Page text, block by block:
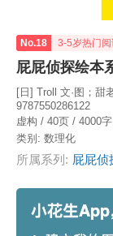
No.18 3-5岁热门
屁屁侦探绘本
[日] Troll 文·图；甜
9787550286122
虚构 / 40页 / 4000
类别: 数理化
所属系列: 屁屁侦